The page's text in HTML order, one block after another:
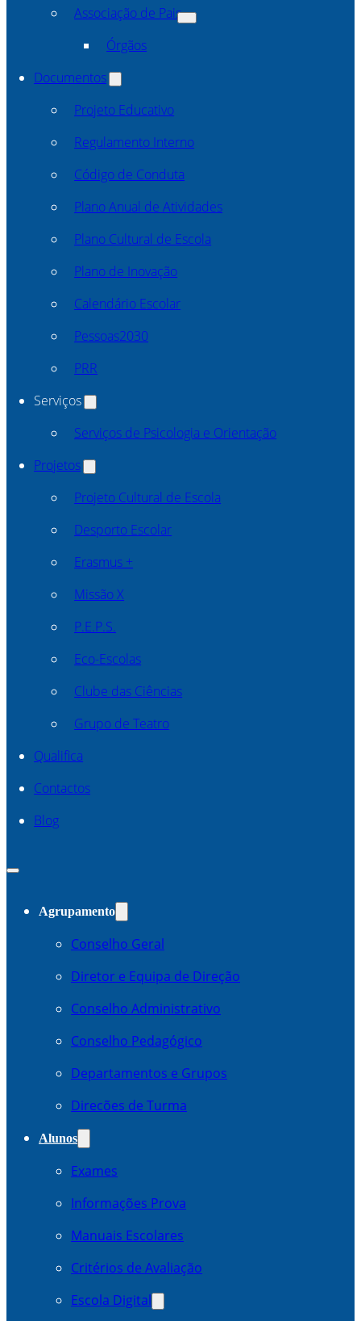
Associação de Pais
Órgãos
Documentos
Projeto Educativo
Regulamento Interno
Código de Conduta
Plano Anual de Atividades
Plano Cultural de Escola
Plano de Inovação
Calendário Escolar
Pessoas2030
PRR
Serviços
Serviços de Psicologia e Orientação
Projetos
Projeto Cultural de Escola
Desporto Escolar
Erasmus +
Missão X
P.E.P.S.
Eco-Escolas
Clube das Ciências
Grupo de Teatro
Qualifica
Contactos
Blog
Agrupamento
Conselho Geral
Diretor e Equipa de Direção
Conselho Administrativo
Conselho Pedagógico
Departamentos e Grupos
Direcões de Turma
Alunos
Exames
Informações Prova
Manuais Escolares
Critérios de Avaliação
Escola Digital